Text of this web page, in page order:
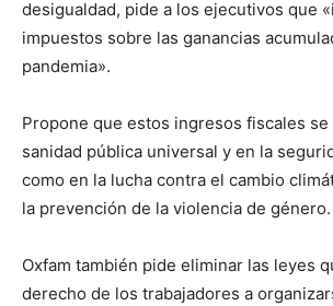
desigualdad, pide a los ejecutivos que
impuestos sobre las ganancias
pandemia».
Propone que estos ingresos fiscales
sanidad pública universal y en la
como en la lucha contra el cambio
la prevención de la violencia de género.
Oxfam también pide eliminar las leyes
derecho de los trabajadores a